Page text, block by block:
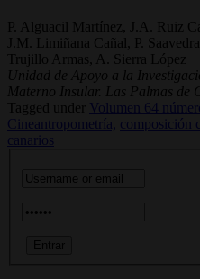
P. Alguacil Martínez, J.A. Ruiz
J.M. Limiñana Cañal, P.
Trujillo Armas, A. Sierra López
Unidad de Apoyo a la
Materno Insular. Las Palmas de
Tagged under
Volumen 64
Cineantropometría, composición
canarios